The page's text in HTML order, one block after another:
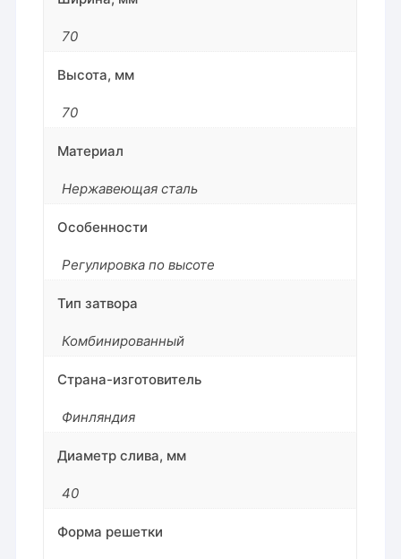
70
Высота, мм
70
Материал
Нержавеющая сталь
Особенности
Регулировка по высоте
Тип затвора
Комбинированный
Страна-изготовитель
Финляндия
Диаметр слива, мм
40
Форма решетки